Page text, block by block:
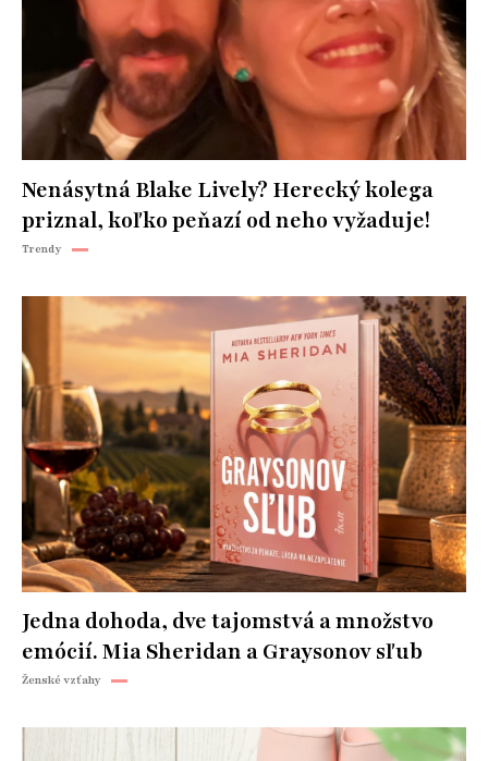
Nenásytná Blake Lively? Herecký kolega
priznal, koľko peňazí od neho vyžaduje!
Trendy
Jedna dohoda, dve tajomstvá a množstvo
emócií. Mia Sheridan a Graysonov sľub
Ženské vzťahy